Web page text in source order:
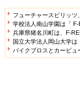
フューチャースピリッ
学校法人南山学園は「
兵庫県猪名川町は、F-
国立大学法人岡山大学
バイクブロスとカービュ